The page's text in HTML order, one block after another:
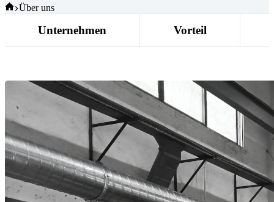
Startseite
Über uns
Unternehmen Vorteil